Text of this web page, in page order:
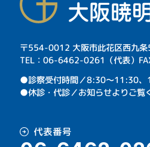
〒554-0012 大阪市此花区西九
TEL：06-6462-0261（代表）
⁩●診察受付時間／8:30～11:30
●休診・代診／お知らせよりご覧
代表番号